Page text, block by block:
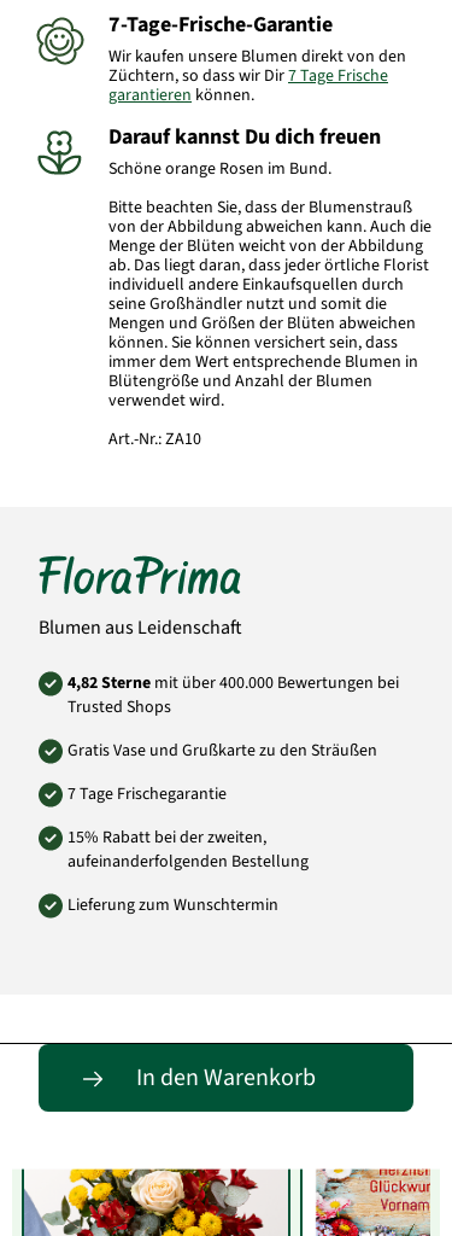
7-Tage-Frische-Garantie
Wir kaufen unsere Blumen direkt von den
Züchtern, so dass wir Dir7 Tage Frische
garantieren können.
Darauf kannst Du dich freuen
Schöne orange Rosen im Bund.
Bitte beachten Sie, dass der Blumenstrauß
von der Abbildung abweichen kann. Auch die
Menge der Blüten weicht von der Abbildung
ab. Das liegt daran, dass jeder örtliche Florist
individuell andere Einkaufsquellen durch
seine Großhändler nutzt und somit die
Mengen und Größen der Blüten abweichen
können. Sie können versichert sein, dass
immer dem Wert entsprechende Blumen in
Blütengröße und Anzahl der Blumen
verwendet wird.
Art.-Nr.:ZA10
Blumen aus Leidenschaft
4,82 Sterne mit über 400.000 Bewertungen bei
Trusted Shops
Gratis Vase und Grußkarte zu den Sträußen
7 Tage Frischegarantie
15% Rabatt bei der zweiten,
aufeinanderfolgenden Bestellung
Lieferung zum Wunschtermin
In den Warenkorb
Entdecke passende Alternativen